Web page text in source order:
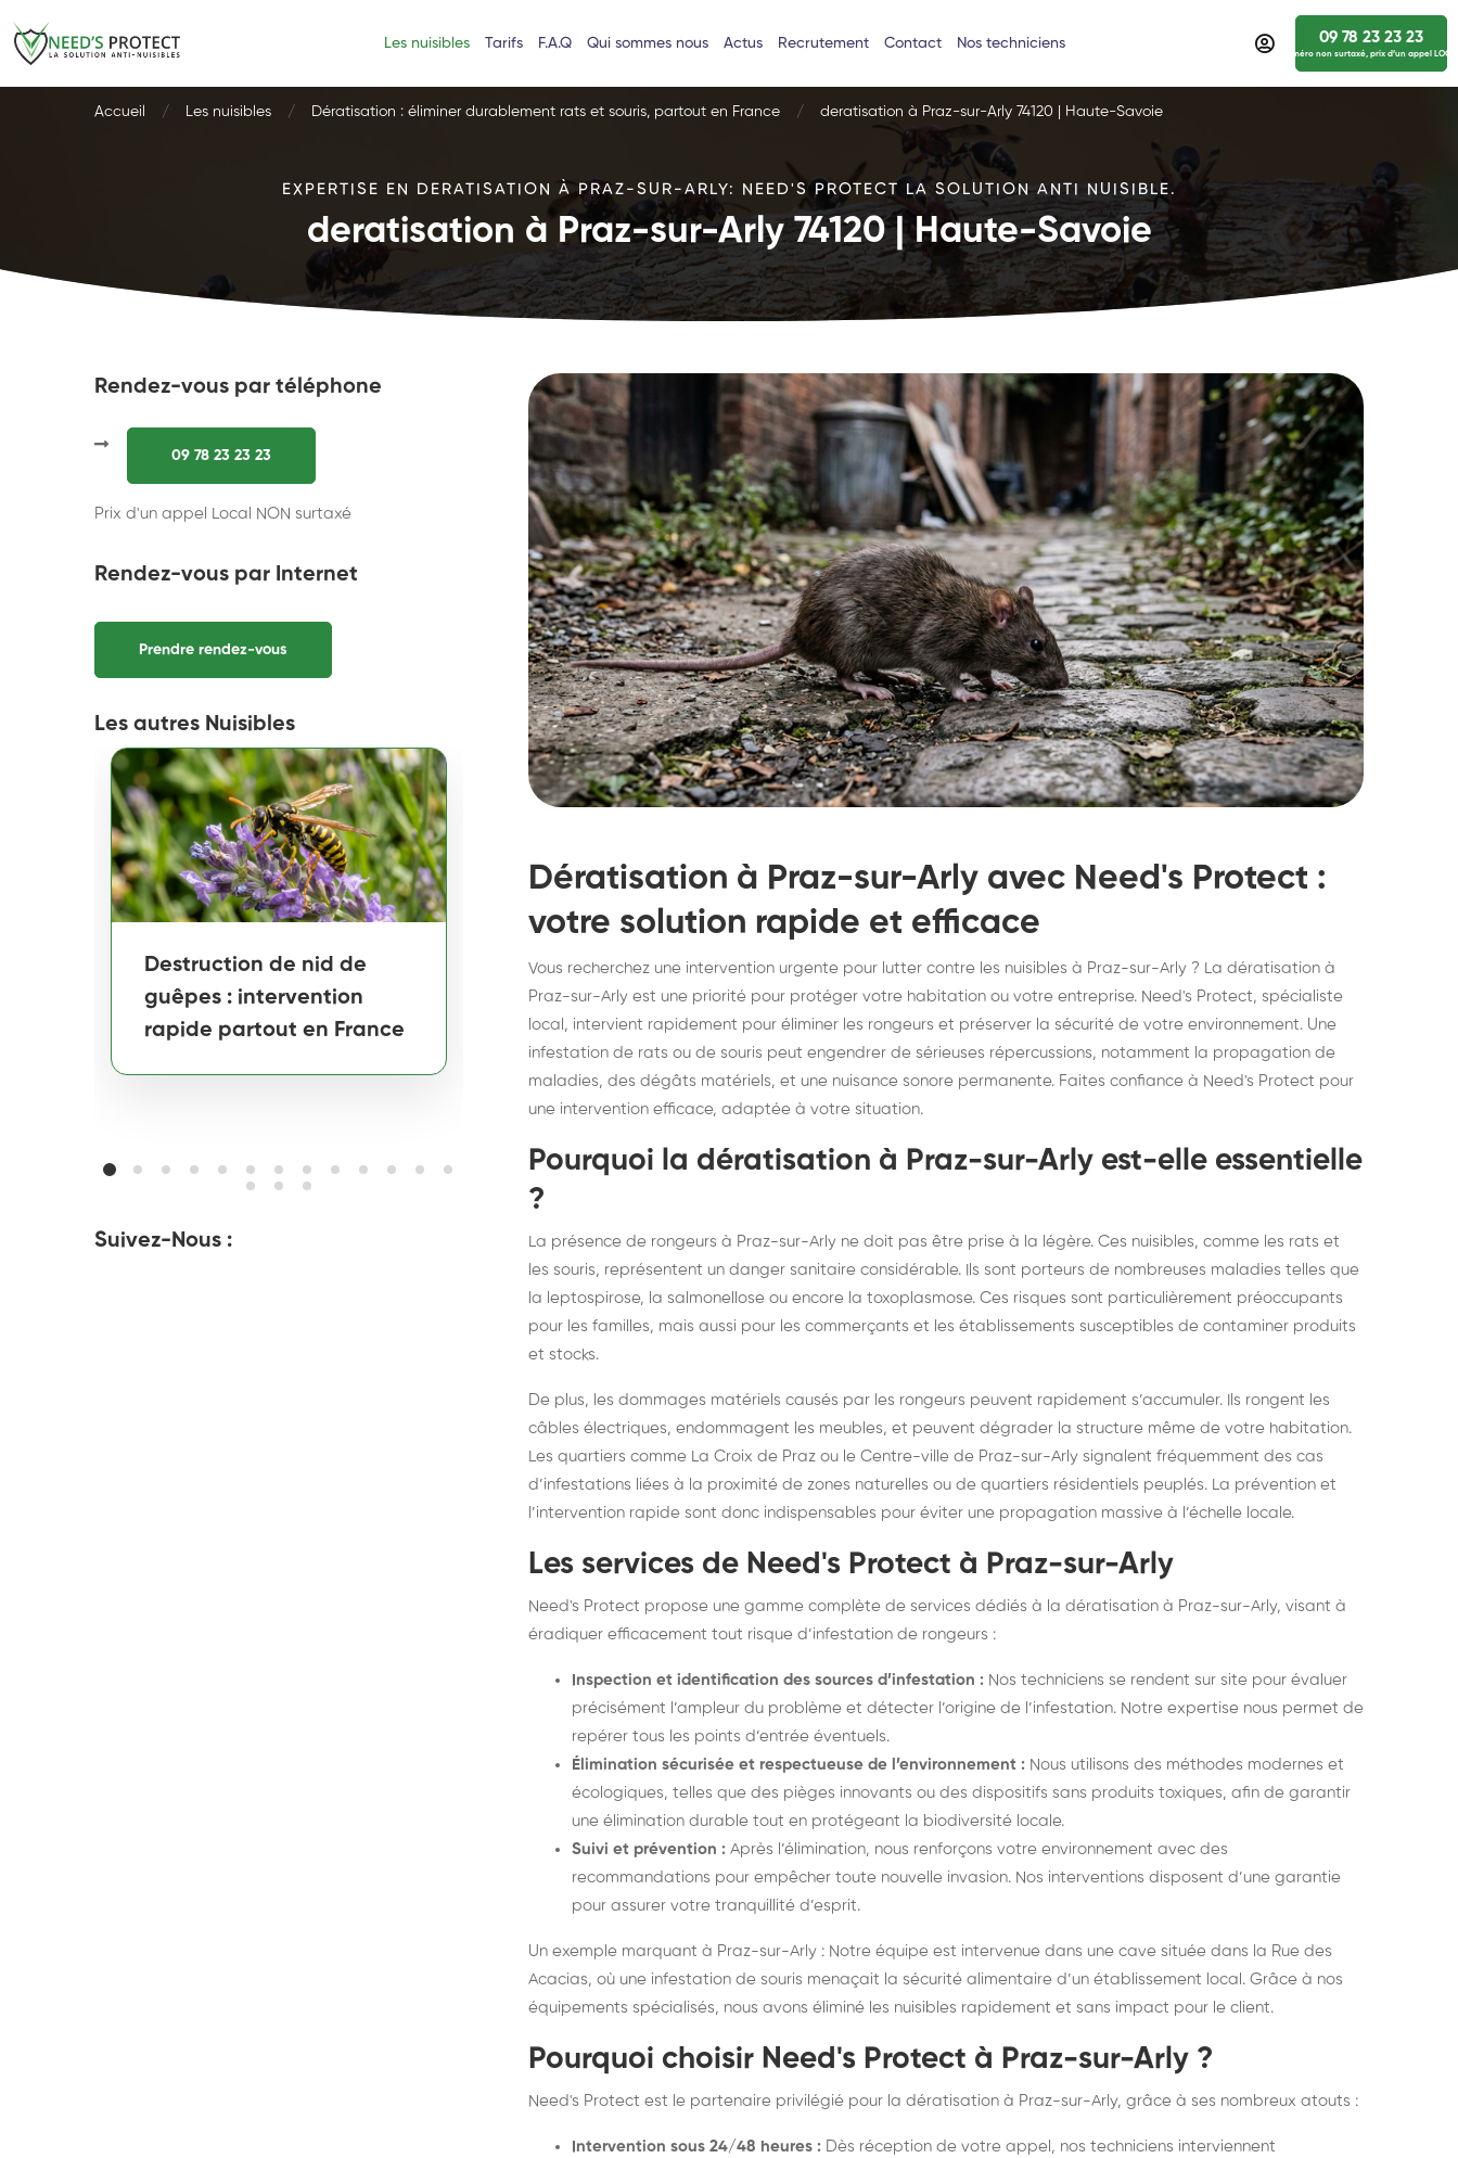
Les nuisibles Tarifs F.A.Q Qui sommes nous Actus Recrutement Contact Nos techniciens 09 78 23 23 23
numéro non surtaxé, prix d’un appel
Accueil Les nuisibles Dératisation : éliminer durablement rats et souris, partout en France deratisation à Praz-sur-Arly 74120 | Haute-Savoie
EXPERTISE EN DERATISATION À PRAZ-SUR-ARLY: NEED'S PROTECT LA SOLUTION ANTI NUISIBLE.
deratisation à Praz-sur-Arly 74120 | Haute-Savoie
Rendez-vous par téléphone
09 78 23 23 23
Prix d'un appel Local NON surtaxé
Rendez-vous par Internet
Prendre rendez-vous
Les autres Nuisibles
Destruction de nid de
guêpes : intervention
rapide partout en France
Destruction de nid de
frelons : intervention
rapide partout en France
Destruction de nid de
frelons asiatiques :
intervention partout en
France
Suivez-Nous :
Dératisation à Praz-sur-Arly avec Need's Protect :
votre solution rapide et efficace
Vous recherchez une intervention urgente pour lutter contre les nuisibles à Praz-sur-Arly ? La dératisation à
Praz-sur-Arly est une priorité pour protéger votre habitation ou votre entreprise. Need's Protect, spécialiste
local, intervient rapidement pour éliminer les rongeurs et préserver la sécurité de votre environnement. Une
infestation de rats ou de souris peut engendrer de sérieuses répercussions, notamment la propagation de
maladies, des dégâts matériels, et une nuisance sonore permanente. Faites confiance à Need's Protect pour
une intervention efficace, adaptée à votre situation.
Pourquoi la dératisation à Praz-sur-Arly est-elle essentielle
?
La présence de rongeurs à Praz-sur-Arly ne doit pas être prise à la légère. Ces nuisibles, comme les rats et
les souris, représentent un danger sanitaire considérable. Ils sont porteurs de nombreuses maladies telles que
la leptospirose, la salmonellose ou encore la toxoplasmose. Ces risques sont particulièrement préoccupants
pour les familles, mais aussi pour les commerçants et les établissements susceptibles de contaminer produits
et stocks.
De plus, les dommages matériels causés par les rongeurs peuvent rapidement s’accumuler. Ils rongent les
câbles électriques, endommagent les meubles, et peuvent dégrader la structure même de votre habitation.
Les quartiers comme La Croix de Praz ou le Centre-ville de Praz-sur-Arly signalent fréquemment des cas
d’infestations liées à la proximité de zones naturelles ou de quartiers résidentiels peuplés. La prévention et
l’intervention rapide sont donc indispensables pour éviter une propagation massive à l’échelle locale.
Les services de Need's Protect à Praz-sur-Arly
Need's Protect propose une gamme complète de services dédiés à la dératisation à Praz-sur-Arly, visant à
éradiquer efficacement tout risque d’infestation de rongeurs :
Inspection et identification des sources d’infestation : Nos techniciens se rendent sur site pour évaluer
précisément l’ampleur du problème et détecter l’origine de l’infestation. Notre expertise nous permet de
repérer tous les points d’entrée éventuels.
Élimination sécurisée et respectueuse de l’environnement : Nous utilisons des méthodes modernes et
écologiques, telles que des pièges innovants ou des dispositifs sans produits toxiques, afin de garantir
une élimination durable tout en protégeant la biodiversité locale.
Suivi et prévention : Après l’élimination, nous renforçons votre environnement avec des
recommandations pour empêcher toute nouvelle invasion. Nos interventions disposent d’une garantie
pour assurer votre tranquillité d’esprit.
Un exemple marquant à Praz-sur-Arly : Notre équipe est intervenue dans une cave située dans la Rue des
Acacias, où une infestation de souris menaçait la sécurité alimentaire d’un établissement local. Grâce à nos
équipements spécialisés, nous avons éliminé les nuisibles rapidement et sans impact pour le client.
Pourquoi choisir Need's Protect à Praz-sur-Arly ?
Need's Protect est le partenaire privilégié pour la dératisation à Praz-sur-Arly, grâce à ses nombreux atouts :
Intervention sous 24/48 heures : Dès réception de votre appel, nos techniciens interviennent